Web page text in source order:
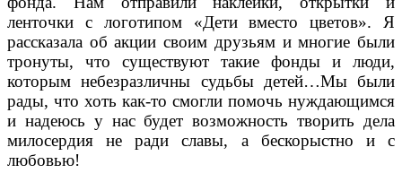
ленточки с логотипом «Дети вместо цветов». Я
рассказала об акции своим друзьям и многие были
тронуты, что существуют такие фонды и люди,
которым небезразличны судьбы детей…Мы были
рады, что хоть как-то смогли помочь нуждающимся
и надеюсь у нас будет возможность творить дела
милосердия не ради славы, а бескорыстно и с
любовью!